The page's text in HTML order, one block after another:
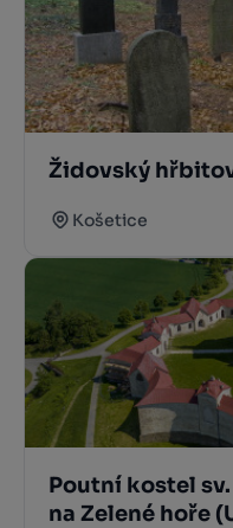
Židovský
Košetice
Poutní kostel
na Zelené hoře